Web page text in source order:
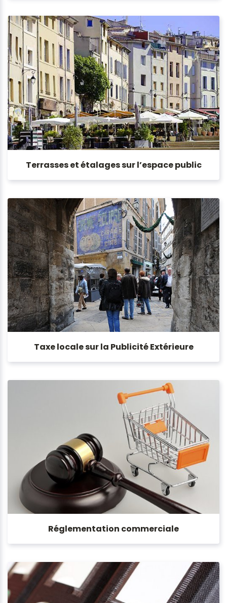
Terrasses et étalages sur l’espace public
Taxe locale sur la Publicité Extérieure
Réglementation commerciale